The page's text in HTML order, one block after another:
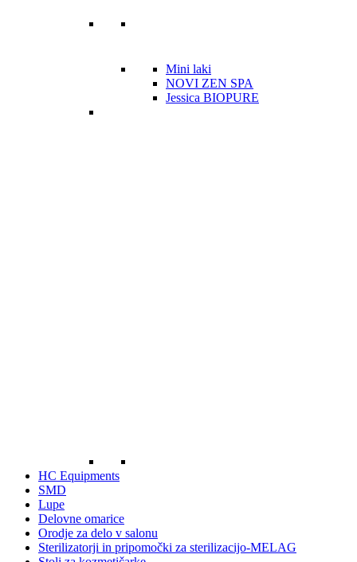
Mini laki
NOVI ZEN SPA
Jessica BIOPURE
HC Equipments
SMD
Lupe
Delovne omarice
Orodje za delo v salonu
Sterilizatorji in pripomočki za sterilizacijo-MELAG